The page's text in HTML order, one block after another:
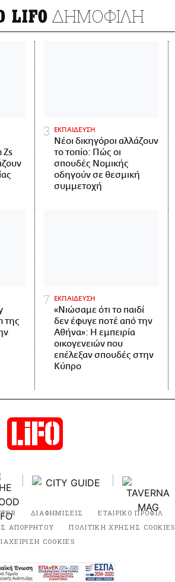
LIFO ΔΗΜΟΦΙΛΗ
Zs
ΕΚΠΑΙΔΕΥΣΗ
Νέοι δικηγόροι αλλάζουν
το τοπίο: Πώς οι
σπουδές Νομικής
οδηγούν σε θεσμική
συμμετοχή
της
ΕΚΠΑΙΔΕΥΣΗ
«Νιώσαμε ότι το παιδί
δεν έφυγε ποτέ από την
Αθήνα»: Η εμπειρία
οικογενειών που
επέλεξαν σπουδές στην
Κύπρο
ΔΙΑΦΗΜΙΣΕΙΣ ΕΤΑΙΡΙΚΟ ΠΡΟΦΙΛ
ΑΠΟΡΡΗΤΟΥ
ΠΟΛΙΤΙΚΗ ΧΡΗΣΗΣ COOKIES
COOKIES